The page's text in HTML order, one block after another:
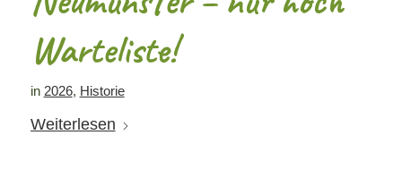
Warteliste!
in 2026, Historie
Weiterlesen